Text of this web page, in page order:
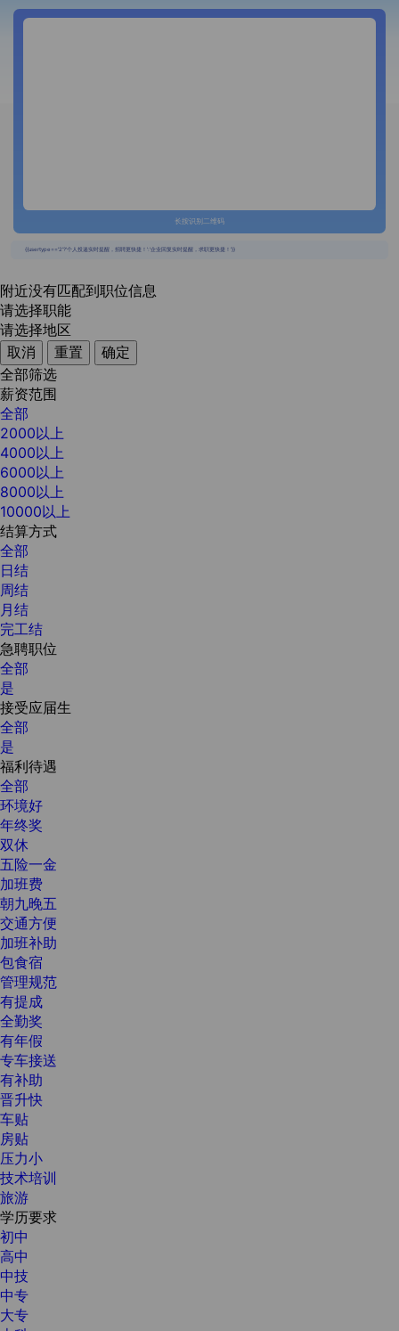
长按识别二维码
{{usertype=='2'?'个人投递实时提醒，招聘更快捷！':'企业回复实时提醒，求职更快捷！'}}
附近没有匹配到职位信息
请选择职能
请选择地区
取消
重置
确定
全部筛选
薪资范围
全部
2000以上
4000以上
6000以上
8000以上
10000以上
结算方式
全部
日结
周结
月结
完工结
急聘职位
全部
是
接受应届生
全部
是
福利待遇
全部
环境好
年终奖
双休
五险一金
加班费
朝九晚五
交通方便
加班补助
包食宿
管理规范
有提成
全勤奖
有年假
专车接送
有补助
晋升快
车贴
房贴
压力小
技术培训
旅游
学历要求
初中
高中
中技
中专
大专